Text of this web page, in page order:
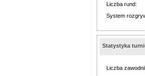
Liczba rund:
System
Statystyka
Liczba